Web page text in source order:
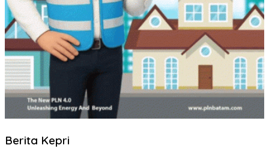
Berita Kepri